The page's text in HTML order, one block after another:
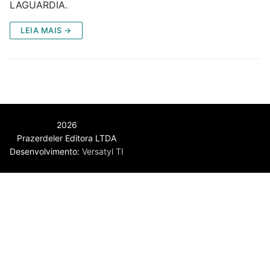
LAGUARDIA.
LEIA MAIS →
2026
Prazerdeler Editora LTDA
Desenvolvimento: Versatyl TI